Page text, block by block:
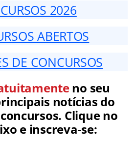
2026
ABERTOS
DE CONCURSOS
no seu
notícias do
Clique no
e inscreva-se: